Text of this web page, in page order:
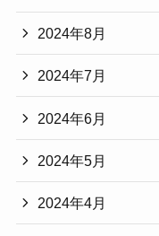
2024年8月
2024年7月
2024年6月
2024年5月
2024年4月